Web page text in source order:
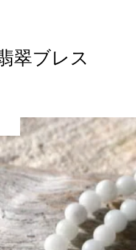
翠ブレス